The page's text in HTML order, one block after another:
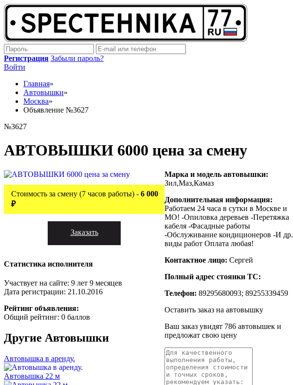
Регистрация Забыли пароль?
Войти
Главная»
Автовышки»
Москва»
Объявление №3627
№3627
АВТОВЫШКИ 6000 цена за смену
Стоимость за смену (7 часов работы) - 6 000
₽
Заказать
Статистика исполнителя
Участвует на сайте: 9 лет 9 месяцев
Дата регистрации: 21.10.2016
Рейтинг объявления:
Общий рейтинг: 0 баллов
Другие Автовышки
Автовышка в аренду.
Автовышка 22 м
Марка и модель автовышки:
Зил,Маз,Камаз
Дополнительная информация:
Работаем 24 часа в сутки в Москве и
МО! -Опиловка деревьев -Перетяжка
кабеля -Фасадные работы
-Обслуживание кондиционеров -И др.
виды работ Оплата любая!
Контактное лицо: Сергей
Полный адрес стоянки ТС:
Телефон: 89295680093; 89255339459
Оставить заказ на автовышку
Ваш заказ увидят 786 автовышек и
предложат свою цену